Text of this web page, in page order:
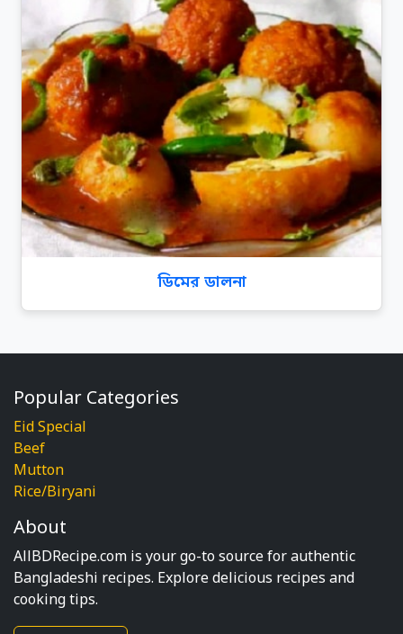
ডিমের ডালনা
Popular Categories
Eid Special
Beef
Mutton
Rice/Biryani
About
AllBDRecipe.com is your go-to source for authentic
Bangladeshi recipes. Explore delicious recipes and
cooking tips.